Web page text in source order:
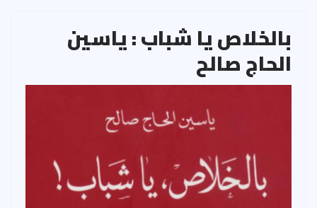
بالخلاص يا شباب : ياسين
الحاج صالح